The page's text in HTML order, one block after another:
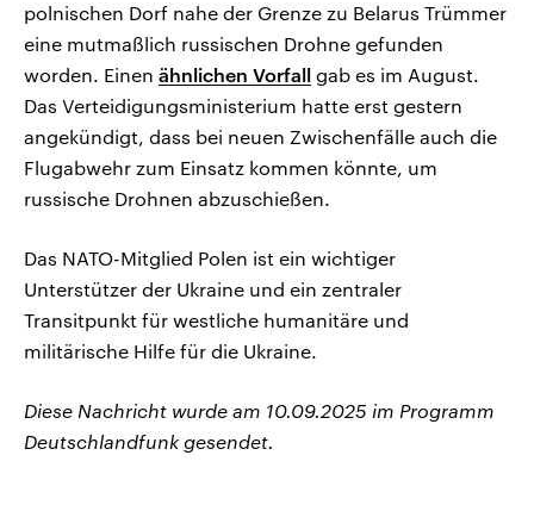
polnischen Dorf nahe der Grenze zu Belarus Trümmer
eine mutmaßlich russischen Drohne gefunden
worden. Einen ähnlichen Vorfall gab es im August.
Das Verteidigungsministerium hatte erst gestern
angekündigt, dass bei neuen Zwischenfälle auch die
Flugabwehr zum Einsatz kommen könnte, um
russische Drohnen abzuschießen.
Das NATO-Mitglied Polen ist ein wichtiger
Unterstützer der Ukraine und ein zentraler
Transitpunkt für westliche humanitäre und
militärische Hilfe für die Ukraine.
Diese Nachricht wurde am 10.09.2025 im Programm
Deutschlandfunk gesendet.